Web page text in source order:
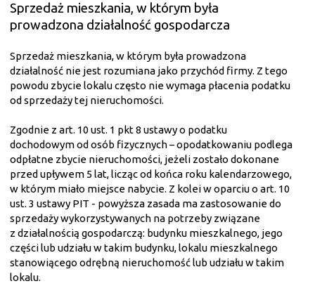
Sprzedaż mieszkania, w którym była
prowadzona działalność gospodarcza
Sprzedaż mieszkania, w którym była prowadzona
działalność nie jest rozumiana jako przychód firmy. Z tego
powodu zbycie lokalu często nie wymaga płacenia podatku
od sprzedaży tej nieruchomości.
Zgodnie z art. 10 ust. 1 pkt 8 ustawy o podatku
dochodowym od osób fizycznych – opodatkowaniu podlega
odpłatne zbycie nieruchomości, jeżeli zostało dokonane
przed upływem 5 lat, licząc od końca roku kalendarzowego,
w którym miało miejsce nabycie. Z kolei w oparciu o art. 10
ust. 3 ustawy PIT - powyższa zasada ma zastosowanie do
sprzedaży wykorzystywanych na potrzeby związane
z działalnością gospodarczą: budynku mieszkalnego, jego
części lub udziału w takim budynku, lokalu mieszkalnego
stanowiącego odrębną nieruchomość lub udziału w takim
lokalu.